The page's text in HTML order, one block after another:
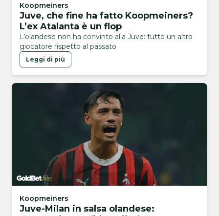
Koopmeiners
Juve, che fine ha fatto Koopmeiners?
L’ex Atalanta è un flop
L’olandese non ha convinto alla Juve: tutto un altro
giocatore rispetto al passato
Leggi di più
Koopmeiners
Juve-Milan in salsa olandese: